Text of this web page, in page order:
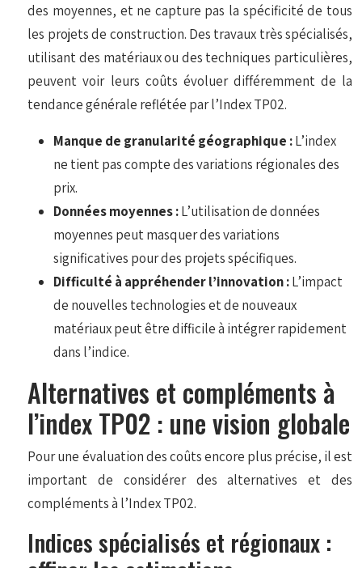
des moyennes, et ne capture pas la spécificité de tous
les projets de construction. Des travaux très spécialisés,
utilisant des matériaux ou des techniques particulières,
peuvent voir leurs coûts évoluer différemment de la
tendance générale reflétée par l’Index TP02.
Manque de granularité géographique :L’index
ne tient pas compte des variations régionales des
prix.
Données moyennes :L’utilisation de données
moyennes peut masquer des variations
significatives pour des projets spécifiques.
Difficulté à appréhender l’innovation :L’impact
de nouvelles technologies et de nouveaux
matériaux peut être difficile à intégrer rapidement
dans l’indice.
Alternatives et compléments à
l’index TP02 : une vision globale
Pour une évaluation des coûts encore plus précise, il est
important de considérer des alternatives et des
compléments à l’Index TP02.
Indices spécialisés et régionaux :